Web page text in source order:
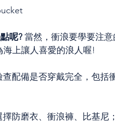
呢? 當然，衝浪要學要注
上讓人喜愛的浪人喔!
配備是否穿戴完全，包括
防磨衣、衝浪褲、比基尼